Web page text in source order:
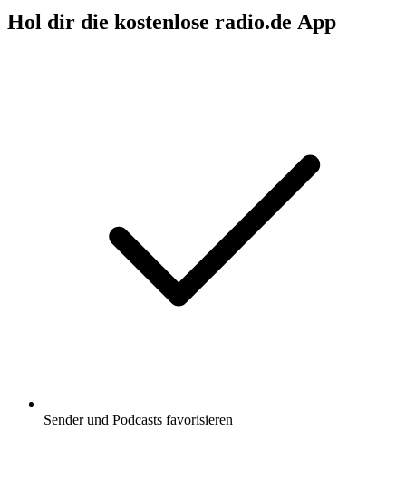
Hol dir die kostenlose radio.de App
Sender und Podcasts favorisieren